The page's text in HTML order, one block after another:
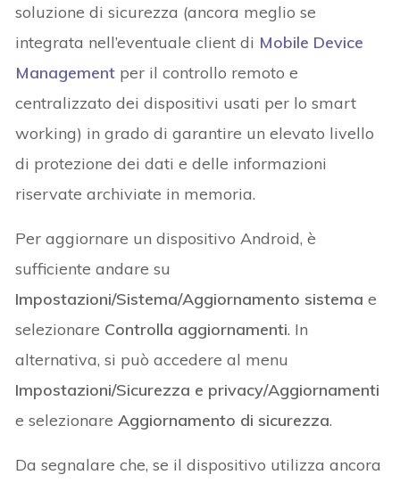
soluzione di sicurezza (ancora meglio se
integrata nell’eventuale client di Mobile Device
Management per il controllo remoto e
centralizzato dei dispositivi usati per lo smart
working) in grado di garantire un elevato livello
di protezione dei dati e delle informazioni
riservate archiviate in memoria.
Per aggiornare un dispositivo Android, è
sufficiente andare su
Impostazioni/Sistema/Aggiornamento sistema e
selezionare Controlla aggiornamenti. In
alternativa, si può accedere al menu
Impostazioni/Sicurezza e privacy/Aggiornamenti
e selezionareAggiornamento di sicurezza.
Da segnalare che, se il dispositivo utilizza ancora